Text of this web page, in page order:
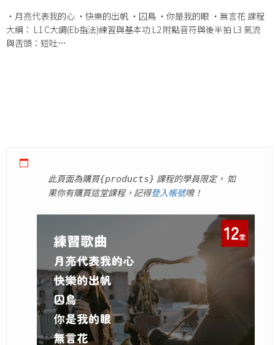
・月亮代表我的心 ・快樂的出帆 ・囚鳥 ・你是我的眼 ・無言花 課程
大綱： L1 C大調(Eb指法)練習與基本功 L2 附點音符與後半拍 L3 氣流
與舌頭：短吐…
此頁面為購買{products} 課程的學員限定， 如
果你有購買這堂課程，記得登入帳號唷！